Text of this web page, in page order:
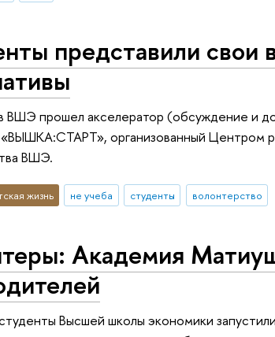
представили свои
ВШЭ прошел акселератор (обсуждение и
организованный Центром
ВШЭ.
жизнь не учеба студенты волонтерство
Академия
Высшей школы экономики